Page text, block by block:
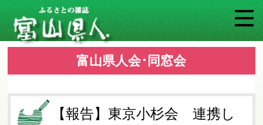
富山県人会･同窓会
【報告】東京小杉会 連携し